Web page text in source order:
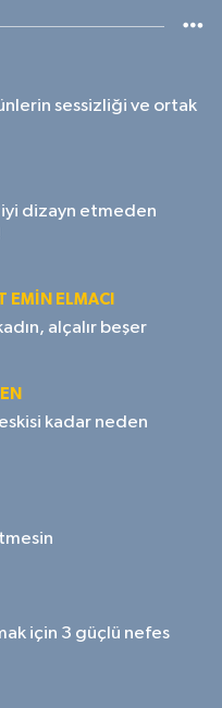
sessizliği ve ortak
dizayn etmeden
EMIN ELMACI
alçalır beşer
kadar neden
için 3 güçlü nefes